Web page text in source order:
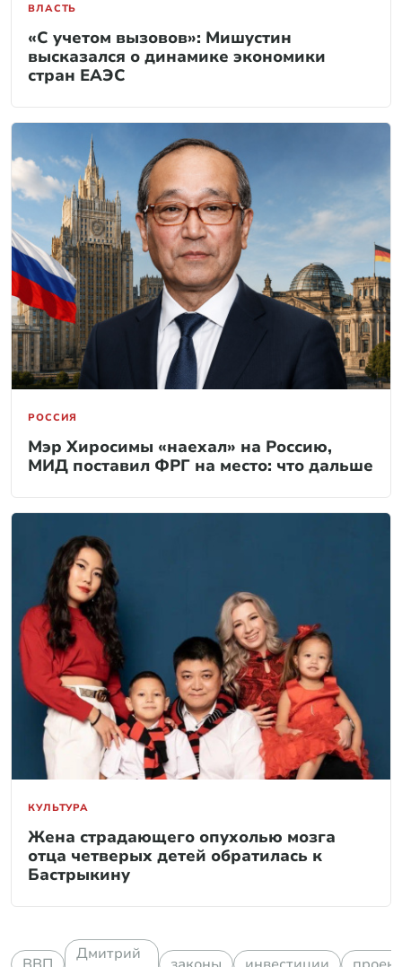
ВЛАСТЬ
«С учетом вызовов»: Мишустин
высказался о динамике экономики
стран ЕАЭС
РОССИЯ
Мэр Хиросимы «наехал» на Россию,
МИД поставил ФРГ на место: что дальше
КУЛЬТУРА
Жена страдающего опухолью мозга
отца четверых детей обратилась к
Бастрыкину
Дмитрий